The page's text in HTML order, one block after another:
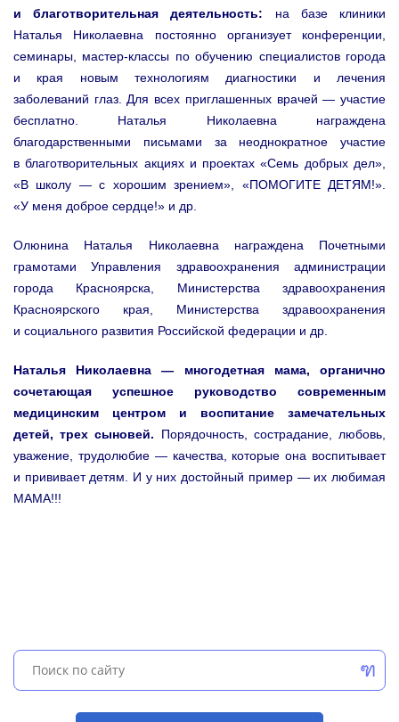
и благотворительная деятельность: на базе клиники
Наталья Николаевна постоянно организует конференции,
семинары, мастер-классы по обучению специалистов города
и края новым технологиям диагностики и лечения
заболеваний глаз. Для всех приглашенных врачей — участие
бесплатно. Наталья Николаевна награждена
благодарственными письмами за неоднократное участие
в благотворительных акциях и проектах «Семь добрых дел»,
«В школу — с хорошим зрением», «ПОМОГИТЕ ДЕТЯМ!».
«У меня доброе сердце!» и др.
Олюнина Наталья Николаевна награждена Почетными
грамотами Управления здравоохранения администрации
города Красноярска, Министерства здравоохранения
Красноярского края, Министерства здравоохранения
и социального развития Российской федерации и др.
Наталья Николаевна — многодетная мама, органично
сочетающая успешное руководство современным
медицинским центром и воспитание замечательных
детей, трех сыновей. Порядочность, сострадание, любовь,
уважение, трудолюбие — качества, которые она воспитывает
и прививает детям. И у них достойный пример — их любимая
МАМА!!!